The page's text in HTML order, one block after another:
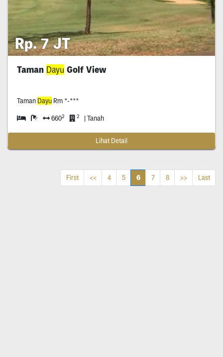
Rp. 7 JT
Taman Dayu Golf View
Taman DayuRm *-***
6602 2 | Tanah
Lihat Detail
First << 4 5 6 7 8 >> Last